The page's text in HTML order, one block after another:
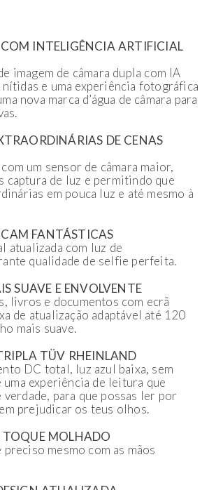
INTELIGÊNCIA ARTIFICIAL
imagem de câmara dupla com IA
nítidas e uma experiência fotográfica
nova marca d’água de câmara para
DE CENAS
um sensor de câmara maior,
captura de luz e permitindo que
em pouca luz e até mesmo à
FANTÁSTICAS
atualizada com luz de
qualidade de selfie perfeita.
SUAVE E ENVOLVENTE
livros e documentos com ecrã
de atualização adaptável até 120
mais suave.
TÜV RHEINLAND
DC total, luz azul baixa, sem
experiência de leitura que
para que possas ler por
prejudicar os teus olhos.
MOLHADO
mesmo com as mãos